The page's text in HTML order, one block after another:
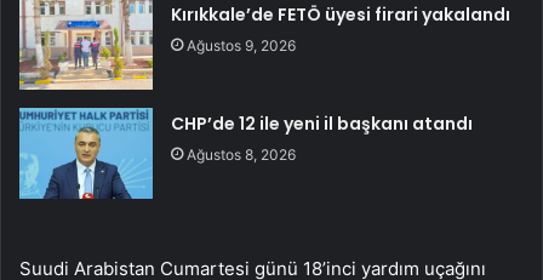
Kırıkkale’de FETÖ üyesi firari yakalandı
Ağustos 9, 2026
CHP’de 12 ile yeni il başkanı atandı
Ağustos 8, 2026
Suudi Arabistan Cumartesi günü 18’inci yardım uçağını